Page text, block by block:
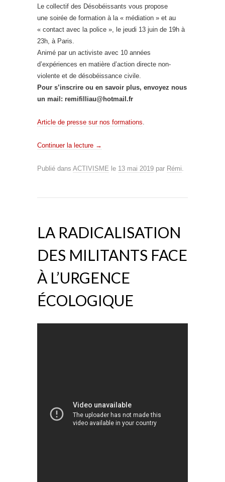
Le collectif des Désobéissants vous propose
une soirée de formation à la « médiation » et au
« contact avec la police », le jeudi 13 juin de 19h à
23h, à Paris.
Animé par un activiste avec 10 années
d’expériences en matière d’action directe non-
violente et de désobéissance civile.
Pour s’inscrire ou en savoir plus, envoyez nous
un mail: remifilliau@hotmail.fr
Article de presse sur nos formations.
Continuer la lecture →
Publié dans ACTIVISME le 13 mai 2019 par Rémi.
LA RADICALISATION
DES MILITANTS FACE
À L’URGENCE
ÉCOLOGIQUE